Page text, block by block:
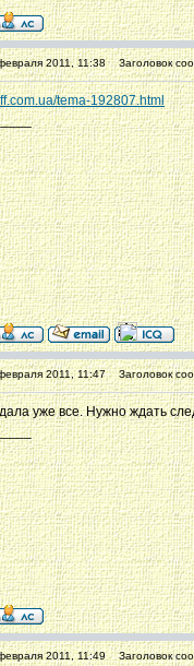
2011, 11:38 Заголовок
tema-192807.html
2011, 11:47 Заголовок
уже все. Нужно ждать
2011, 11:49 Заголовок